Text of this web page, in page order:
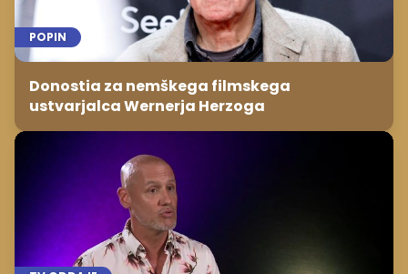
POPIN
Donostia za nemškega filmskega
ustvarjalca Wernerja Herzoga